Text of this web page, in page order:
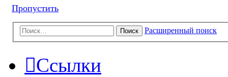
Пропустить
Поиск Расширенный поиск
Ссылки